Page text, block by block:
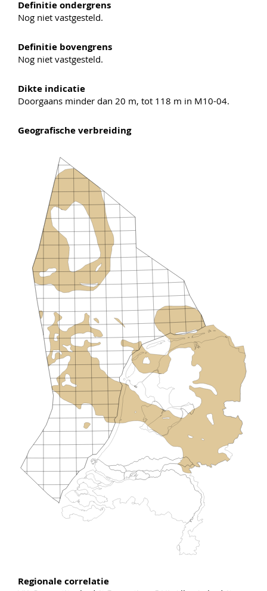
Definitie ondergrens
Nog niet vastgesteld.
Definitie bovengrens
Nog niet vastgesteld.
Dikte indicatie
Doorgaans minder dan 20 m, tot 118 m in M10-04.
Geografische verbreiding
Regionale correlatie